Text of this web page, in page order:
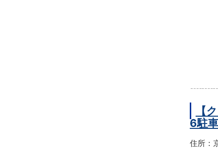
【
6駐
住所：